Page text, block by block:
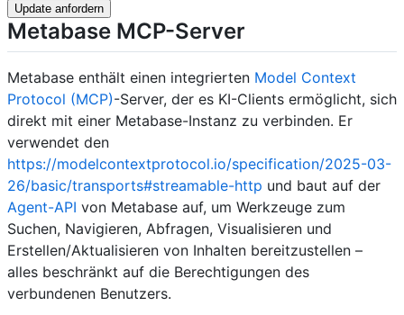
Update anfordern
Metabase MCP-Server
Metabase enthält einen integrierten Model Context
Protocol (MCP)-Server, der es KI-Clients ermöglicht, sich
direkt mit einer Metabase-Instanz zu verbinden. Er
verwendet den
https://modelcontextprotocol.io/specification/2025-03-
26/basic/transports#streamable-http und baut auf der
Agent-API von Metabase auf, um Werkzeuge zum
Suchen, Navigieren, Abfragen, Visualisieren und
Erstellen/Aktualisieren von Inhalten bereitzustellen –
alles beschränkt auf die Berechtigungen des
verbundenen Benutzers.